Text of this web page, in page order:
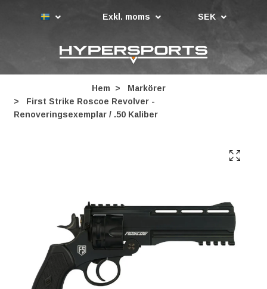
Exkl. moms SEK
Hem
Markörer
First Strike Roscoe Revolver -
Renoveringsexemplar / .50 Kaliber